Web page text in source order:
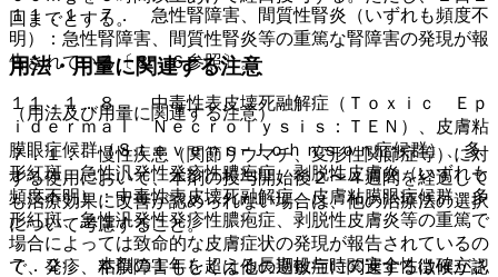
１１．１．７． 急性腎障害、間質性腎炎（いずれも頻度不
明）：急性腎障害、間質性腎炎等の重篤な腎障害の発現が報
告されている〔８．６参照〕。
１１．１．８． 中毒性表皮壊死融解症（Ｔｏｘｉｃ Ｅｐ
ｉｄｅｒｍａｌ Ｎｅｃｒｏｌｙｓｉｓ：ＴＥＮ）、皮膚粘
膜眼症候群（Ｓｔｅｖｅｎｓ−Ｊｏｈｎｓｏｎ症候群）、多
形紅斑、急性汎発性発疹性膿疱症、剥脱性皮膚炎（いずれも
頻度不明）：中毒性表皮壊死融解症、皮膚粘膜眼症候群、多
形紅斑、急性汎発性発疹性膿疱症、剥脱性皮膚炎等の重篤で
場合によっては致命的な皮膚症状の発現が報告されているの
で、発疹、粘膜障害もしくは他の過敏症に関連する徴候が認
回までとする。
用法・用量に関連する注意
（用法及び用量に関連する注意）
７．１． 慢性疾患（関節リウマチ、変形性関節症等）に対
する使用において、本剤の投与開始後２〜４週間を経過して
も治療効果に改善が認められない場合は、他の治療法の選択
について考慮すること。
７．２． 本剤の１年を超える長期投与時の安全性は確立さ